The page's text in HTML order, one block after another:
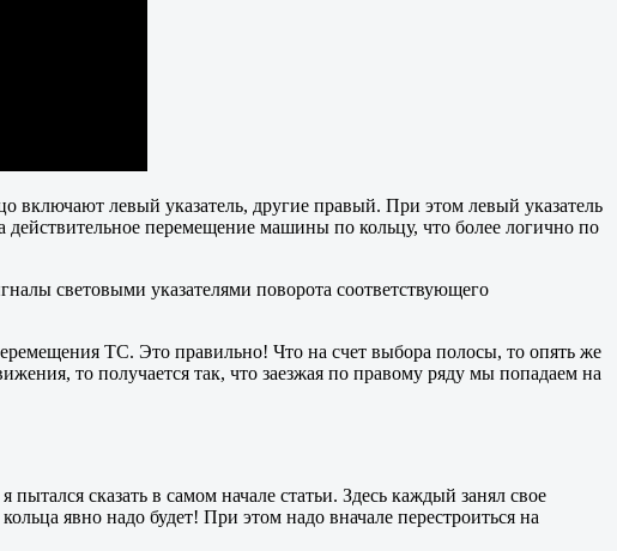
включают левый указатель, другие правый. При этом левый указатель
перемещение машины по кольцу, что более логично по
световыми указателями поворота соответствующего
ТС. Это правильно! Что на счет выбора полосы, то опять же
то получается так, что заезжая по правому ряду мы попадаем на
сказать в самом начале статьи. Здесь каждый занял свое
явно надо будет! При этом надо вначале перестроиться на